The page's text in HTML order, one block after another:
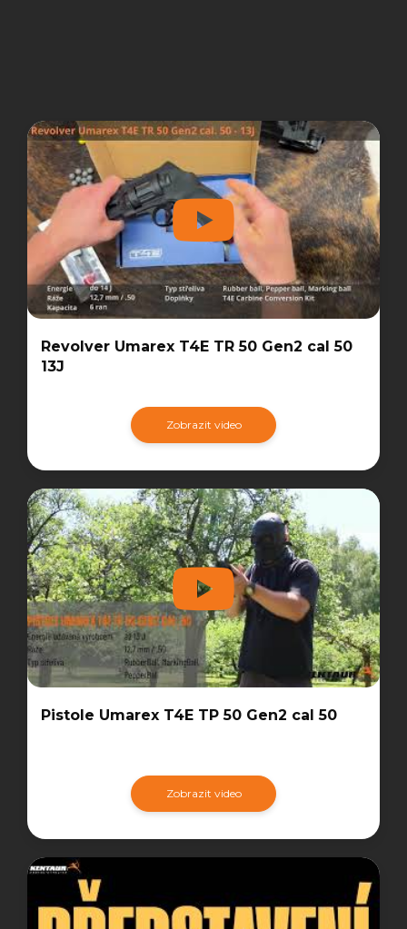
Revolver Umarex T4E TR 50 Gen2 cal 50
13J
Zobrazit video
Pistole Umarex T4E TP 50 Gen2 cal 50
Zobrazit video